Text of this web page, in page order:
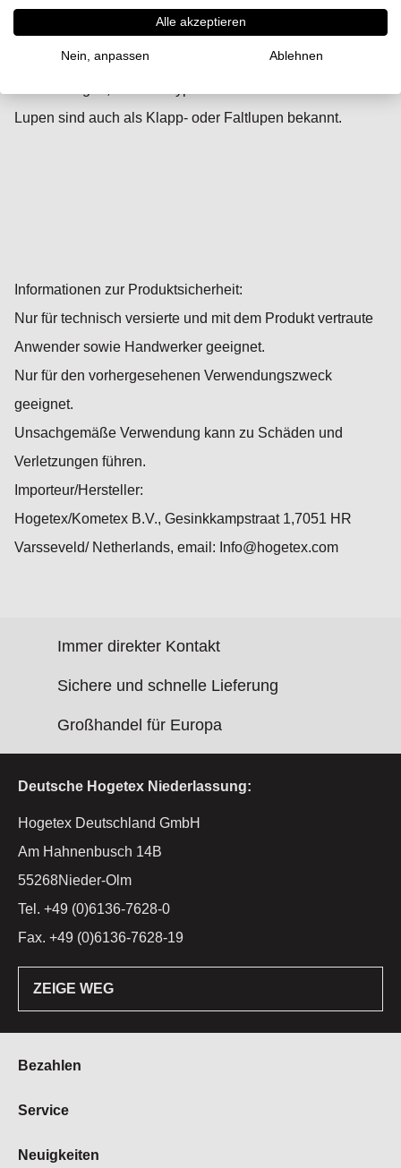
Produktbeschreibung
Diverse Lupen von Peak mit verschiedenen
Lupen sind auch als Klapp- oder Faltlupen bekannt.
Informationen zur Produktsicherheit:
Nur für technisch versierte und mit dem Produkt vertraute
Anwender sowie Handwerker geeignet.
Nur für den vorhergesehenen Verwendungszweck
geeignet.
Unsachgemäße Verwendung kann zu Schäden und
Verletzungen führen.
Importeur/Hersteller:
Hogetex/Kometex B.V., Gesinkkampstraat 1,7051 HR
Varsseveld/ Netherlands, email: Info@hogetex.com
Immer direkter Kontakt
Sichere und schnelle Lieferung
Großhandel für Europa
Deutsche Hogetex Niederlassung:
Hogetex Deutschland GmbH
Am Hahnenbusch 14B
55268Nieder-Olm
Tel. +49 (0)6136-7628-0
Fax. +49 (0)6136-7628-19
ZEIGE WEG
Bezahlen
Bestellung & Zahlung
Vertrag widerrufen
Service
Über Hogetex
Neuigkeiten
Alle akzeptieren
Nein, anpassen Ablehnen